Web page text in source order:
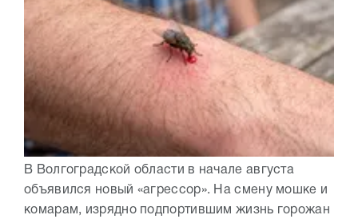
В Волгоградской области в начале августа
объявился новый «агрессор». На смену мошке и
комарам, изрядно подпортившим жизнь горожан